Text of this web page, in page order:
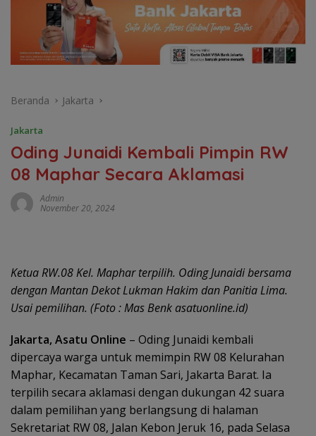
Beranda Jakarta
Jakarta
Oding Junaidi Kembali Pimpin RW
08 Maphar Secara Aklamasi
Admin
November 20, 2024
Ketua RW.08 Kel. Maphar terpilih. Oding Junaidi bersama
dengan Mantan Dekot Lukman Hakim dan Panitia Lima.
Usai pemilihan. (Foto : Mas Benk asatuonline.id)
Jakarta, Asatu Online – Oding Junaidi kembali
dipercaya warga untuk memimpin RW 08 Kelurahan
Maphar, Kecamatan Taman Sari, Jakarta Barat. Ia
terpilih secara aklamasi dengan dukungan 42 suara
dalam pemilihan yang berlangsung di halaman
Sekretariat RW 08, Jalan Kebon Jeruk 16, pada Selasa